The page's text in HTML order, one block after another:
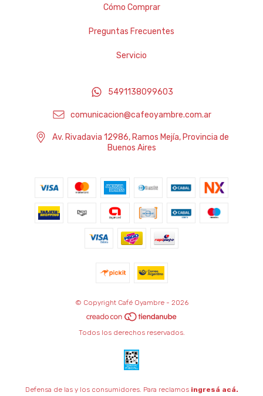
Cómo Comprar
Preguntas Frecuentes
Servicio
5491138099603
comunicacion@cafeoyambre.com.ar
Av. Rivadavia 12986, Ramos Mejía, Provincia de
Buenos Aires
© Copyright Café Oyambre - 2026
Todos los derechos reservados.
Defensa de las y los consumidores. Para reclamos ingresá acá.